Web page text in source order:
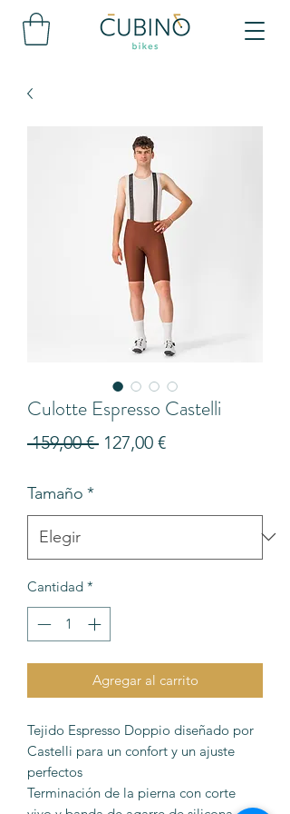
Culotte Espresso Castelli
159,00 € Precio
127,00 €Precio
Tamaño *
Cantidad *
Agregar al carrito
Tejido Espresso Doppio diseñado por
Castelli para un confort y un ajuste
perfectos
Terminación de la pierna con corte